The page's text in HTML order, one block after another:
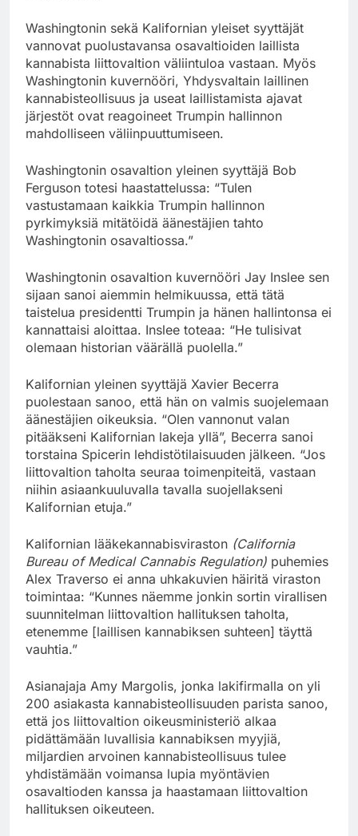
Washingtonin sekä Kalifornian yleiset syyttäjät
vannovat puolustavansa osavaltioiden laillista
kannabista liittovaltion väliintuloa vastaan. Myös
Washingtonin kuvernööri, Yhdysvaltain laillinen
kannabisteollisuus ja useat laillistamista ajavat
järjestöt ovat reagoineet Trumpin hallinnon
mahdolliseen väliinpuuttumiseen.
Washingtonin osavaltion yleinen syyttäjä Bob
Ferguson totesi haastattelussa: “Tulen
vastustamaan kaikkia Trumpin hallinnon
pyrkimyksiä mitätöidä äänestäjien tahto
Washingtonin osavaltiossa.”
Washingtonin osavaltion kuvernööri Jay Inslee sen
sijaan sanoi aiemmin helmikuussa, että tätä
taistelua presidentti Trumpin ja hänen hallintonsa ei
kannattaisi aloittaa. Inslee toteaa: “He tulisivat
olemaan historian väärällä puolella.”
Kalifornian yleinen syyttäjä Xavier Becerra
puolestaan sanoo, että hän on valmis suojelemaan
äänestäjien oikeuksia. “Olen vannonut valan
pitääkseni Kalifornian lakeja yllä”, Becerra sanoi
torstaina Spicerin lehdistötilaisuuden jälkeen. “Jos
liittovaltion taholta seuraa toimenpiteitä, vastaan
niihin asiaankuuluvalla tavalla suojellakseni
Kalifornian etuja.”
Kalifornian lääkekannabisviraston (California
Bureau of Medical Cannabis Regulation) puhemies
Alex Traverso ei anna uhkakuvien häiritä viraston
toimintaa: “Kunnes näemme jonkin sortin virallisen
suunnitelman liittovaltion hallituksen taholta,
etenemme [laillisen kannabiksen suhteen] täyttä
vauhtia.”
Asianajaja Amy Margolis, jonka lakifirmalla on yli
200 asiakasta kannabisteollisuuden parista sanoo,
että jos liittovaltion oikeusministeriö alkaa
pidättämään luvallisia kannabiksen myyjiä,
miljardien arvoinen kannabisteollisuus tulee
yhdistämään voimansa lupia myöntävien
osavaltioden kanssa ja haastamaan liittovaltion
hallituksen oikeuteen.